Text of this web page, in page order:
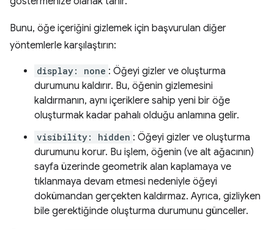
Bunu, öğe içeriğini gizlemek için başvurulan diğer
yöntemlerle karşılaştırın:
display: none : Öğeyi gizler ve oluşturma
durumunu kaldırır. Bu, öğenin gizlemesini
kaldırmanın, aynı içeriklere sahip yeni bir öğe
oluşturmak kadar pahalı olduğu anlamına gelir.
visibility: hidden : Öğeyi gizler ve oluşturma
durumunu korur. Bu işlem, öğenin (ve alt ağacının)
sayfa üzerinde geometrik alan kaplamaya ve
tıklanmaya devam etmesi nedeniyle öğeyi
dokümandan gerçekten kaldırmaz. Ayrıca, gizliyken
bile gerektiğinde oluşturma durumunu günceller.